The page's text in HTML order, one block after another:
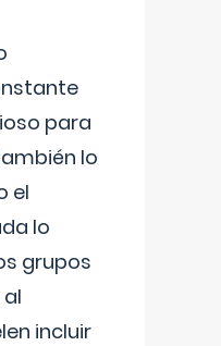
para
lo
el
lo
grupos
incluir